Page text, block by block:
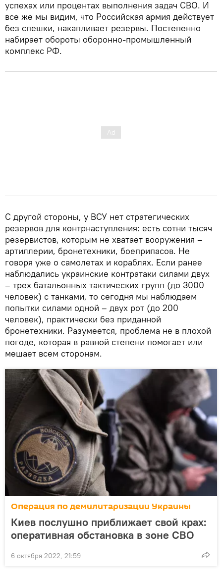
успехах или процентах выполнения задач СВО. И
все же мы видим, что Российская армия действует
без спешки, накапливает резервы. Постепенно
набирает обороты оборонно-промышленный
комплекс РФ.
С другой стороны, у ВСУ нет стратегических
резервов для контрнаступления: есть сотни тысяч
резервистов, которым не хватает вооружения –
артиллерии, бронетехники, боеприпасов. Не
говоря уже о самолетах и кораблях. Если ранее
наблюдались украинские контратаки силами двух
– трех батальонных тактических групп (до 3000
человек) с танками, то сегодня мы наблюдаем
попытки силами одной – двух рот (до 200
человек), практически без приданной
бронетехники. Разумеется, проблема не в плохой
погоде, которая в равной степени помогает или
мешает всем сторонам.
Операция по демилитаризации Украины
Киев послушно приближает свой крах:
оперативная обстановка в зоне СВО
6 октября 2022, 21:59